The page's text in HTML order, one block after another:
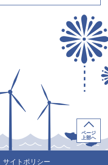
サイトポリシー
ページ
上部へ